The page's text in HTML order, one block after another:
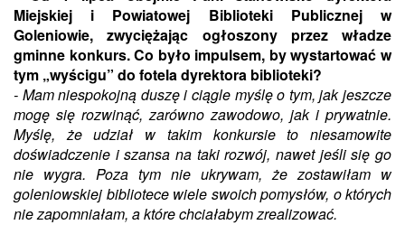
Miejskiej i Powiatowej Biblioteki Publicznej w
Goleniowie, zwyciężając ogłoszony przez władze
gminne konkurs. Co było impulsem, by wystartować w
tym „wyścigu” do fotela dyrektora biblioteki?
- Mam niespokojną duszę i ciągle myślę o tym, jak jeszcze
mogę się rozwinąć, zarówno zawodowo, jak i prywatnie.
Myślę, że udział w takim konkursie to niesamowite
doświadczenie i szansa na taki rozwój, nawet jeśli się go
nie wygra. Poza tym nie ukrywam, że zostawiłam w
goleniowskiej bibliotece wiele swoich pomysłów, o których
nie zapomniałam, a które chciałabym zrealizować.